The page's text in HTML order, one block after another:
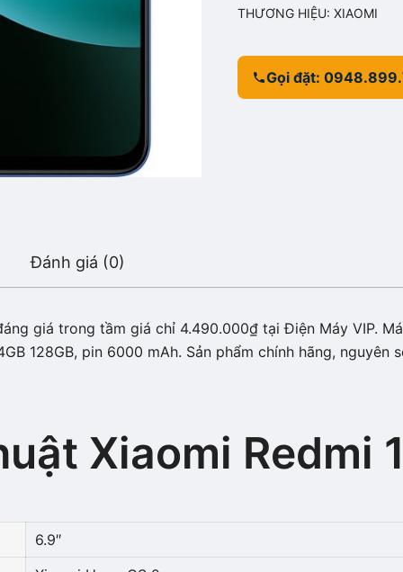
THƯƠNG HIỆU: XIAOMI
Gọi đặt:
Đánh giá (0)
giá trong tầm giá chỉ 4.490.000₫ tại Điện Máy VIP.
128GB, pin 6000 mAh. Sản phẩm chính hãng,
Xiaomi Redmi
6.9″